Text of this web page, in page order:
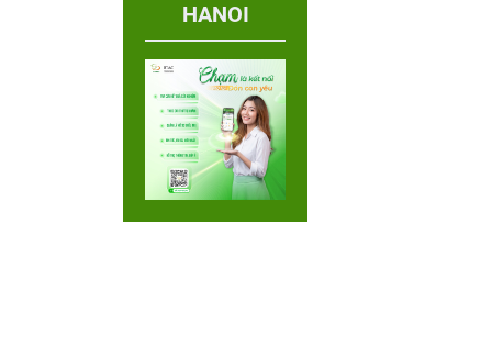
HANOI